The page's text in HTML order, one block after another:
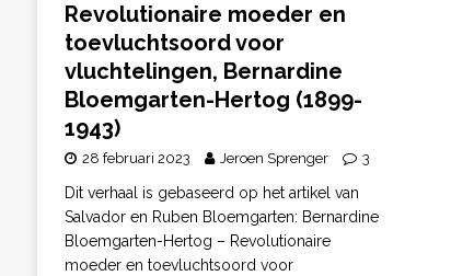
Revolutionaire moeder en
toevluchtsoord voor
vluchtelingen, Bernardine
Bloemgarten-Hertog (1899-
1943)
28 februari 2023 Jeroen Sprenger 3
Dit verhaal is gebaseerd op het artikel van
Salvador en Ruben Bloemgarten: Bernardine
Bloemgarten-Hertog – Revolutionaire
moeder en toevluchtsoord voor